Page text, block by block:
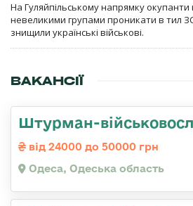
На Гуляйпільському напрямку
невеликими групами проникати в тил
знищили українські військові.
ВАКАНСІЇ
Штурман-
від 24000 до 50000 грн
Одеса, Одеська область